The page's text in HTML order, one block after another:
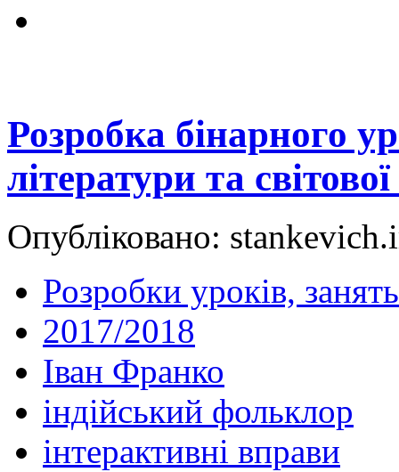
Розробка бінарного
літератури та
Опубліковано:
Розробки уроків, занять
2017/2018
Іван Франко
індійський фольклор
інтерактивні вправи